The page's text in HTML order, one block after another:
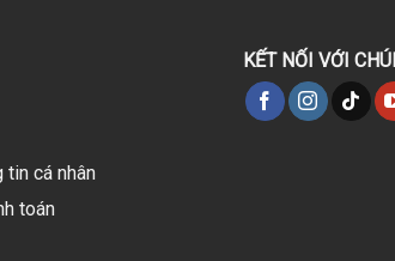
tin cá nhân
toán
KẾT NỐI VỚI